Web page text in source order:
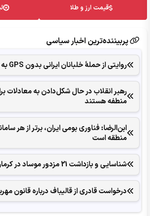
قیمت ارز و طلا
پربیننده‌ترین اخبار سیاسی
روایتی از حملۀ خلبانان ایرانی بدون GPS به پایگاه آمریکا
رهبر انقلاب در حال شکل‌‌دادن به معادلات
منطفه هستند
ابن‌الرضا: فناوری بومی ایران، برتر از هر
منطقه است
شناسایی و بازداشت 21 مزدور موساد در کرمان
درخواست قادری از قالیباف درباره قانون